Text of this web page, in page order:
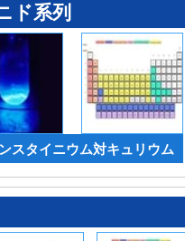
ド系列
スタイニウム対キュリウム